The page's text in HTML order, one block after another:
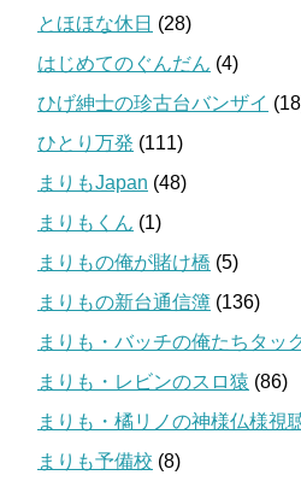
とほほな休日 (28)
はじめてのぐんだん (4)
ひげ紳士の珍古台バンザイ
ひとり万発 (111)
まりもJapan (48)
まりもくん (1)
まりもの俺が賭け橋 (5)
まりもの新台通信簿 (136)
まりも・バッチの俺たちタッ
まりも・レビンのスロ猿 (86)
まりも・橘リノの神様仏様視
まりも予備校 (8)